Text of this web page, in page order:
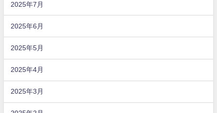
2025年7月
2025年6月
2025年5月
2025年4月
2025年3月